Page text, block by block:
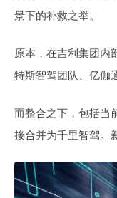
景下的补救之举。
原本，在吉利集团内
特斯智驾团队、亿伽
而整合之下，包括当
接合并为千里智驾。